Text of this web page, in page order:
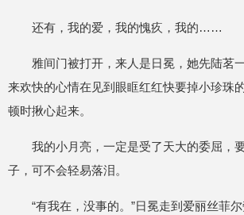
还有，我的爱，我的愧疚，我的……
雅间门被打开，来人是日冕，她先陆茗
来欢快的心情在见到眼眶红红快要掉小珍珠
顿时揪心起来。
我的小月亮，一定是受了天大的委屈，
子，可不会轻易落泪。
“有我在，没事的。”日冕走到爱丽丝菲